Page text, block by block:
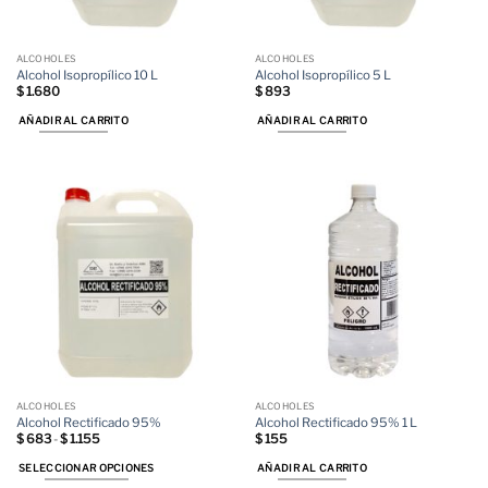
producto
ALCOHOLES
Alcohol Isopropílico 10 L
$1.680
AÑADIR AL CARRITO
ALCOHOLES
Alcohol Isopropílico 5 L
$893
AÑADIR AL CARRITO
ALCOHOLES
Alcohol Rectificado 95%
$683 -$1.155Rango
precios:
desde
SELECCIONAR OPCIONES
ALCOHOLES
Alcohol Rectificado 95% 1 L
$155
AÑADIR AL CARRITO